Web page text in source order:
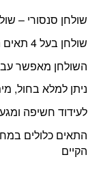
שולחן סנסורי –
שולחן בעל 4 תאים הניתנים לשליפה
השולחן מאפשר
ניתן למלא בחול,
לעידוד חשיפה
התאים כלולים
הקיים